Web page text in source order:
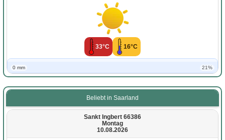
33°C 16°C
0 mm 21%
Beliebt in Saarland
Sankt Ingbert 66386
Montag
10.08.2026